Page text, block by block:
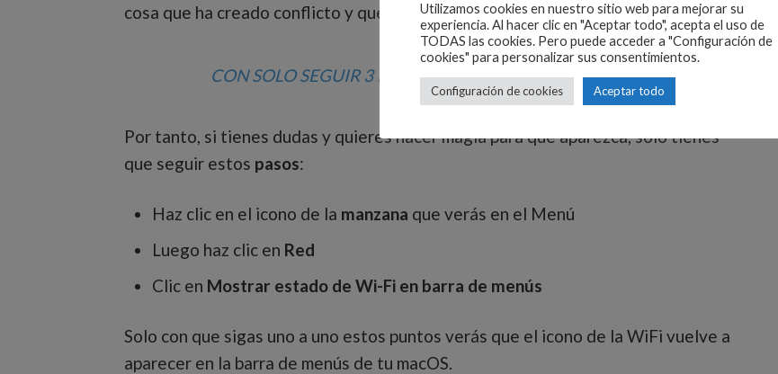
cosa que ha creado conflicto y que ha hecho que desaparezca.
CON SOLO SEGUIR 3 PASOS LO TENDRÁS SOLUCIONADO
Por tanto, si tienes dudas y quieres hacer magia para que aparezca, solo tienes
que seguir estos pasos:
Haz clic en el icono de la manzana que verás en el Menú
Luego haz clic en Red
Clic en Mostrar estado de Wi-Fi en barra de menús
Solo con que sigas uno a uno estos puntos verás que el icono de la WiFi vuelve a
aparecer en la barra de menús de tu macOS.
Utilizamos cookies en nuestro sitio web para mejorar su
experiencia. Al hacer clic en "Aceptar todo", acepta el uso de
TODAS las cookies. Pero puede acceder a "Configuración de
cookies" para personalizar sus consentimientos.
Configuración de cookies Aceptar todo